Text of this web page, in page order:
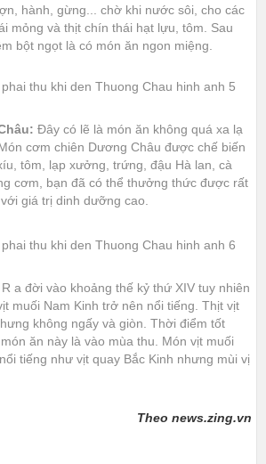
hành, gừng... chờ khi nước sôi, cho các
mỏng và thịt chín thái hạt lựu, tôm. Sau
bột ngọt là có món ăn ngon miệng.
Đây có lẽ là món ăn không quá xa lạ
cơm chiên Dương Châu được chế biến
tôm, lạp xưởng, trứng, đậu Hà lan, cà
cơm, bạn đã có thể thưởng thức được rất
giá trị dinh dưỡng cao.
R a đời vào khoảng thế kỷ thứ XIV tuy nhiên
muối Nam Kinh trở nên nổi tiếng. Thịt vịt
không ngấy và giòn. Thời điểm tốt
ăn này là vào mùa thu. Món vịt muối
tiếng như vịt quay Bắc Kinh nhưng mùi vị
Theo news.zing.vn